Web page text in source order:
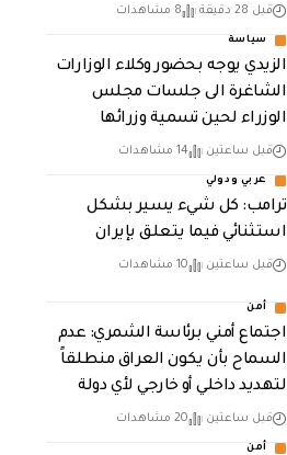
قبل 28 دقيقة 8 مشاهدات
سياسة
الزيدي يوجه بحضور وكلاء الوزارات
الشاغرة الى جلسات مجلس
الوزراء لحين تسمية وزرائها
قبل ساعتين 14 مشاهدات
عربي ودولي
ترامب: كل شيء يسير بشكل
استثنائي فيما يتعلق بإيران
قبل ساعتين 10 مشاهدات
أمن
اجتماع أمني برئاسة الشمري: عدم
السماح بأن يكون العراق منطلقاً
لتهديد داخلي أو خارجي لأي دولة
قبل ساعتين 20 مشاهدات
أمن